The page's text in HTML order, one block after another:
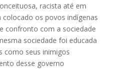
racista até em
colocado os povos indígenas
confronto com a sociedade
sociedade foi educada
como seus inimigos
desse governo